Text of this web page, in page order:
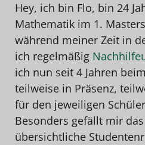
Hey, ich bin Flo, bin 24
Mathematik im 1.
während meiner Zeit in
ich regelmäßig
ich nun seit 4 Jahren
teilweise in Präsenz,
für den jeweiligen
Besonders gefällt mir
übersichtliche